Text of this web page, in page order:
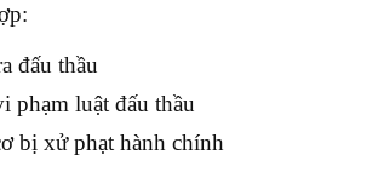
đấu thầu
phạm luật đấu thầu
bị xử phạt hành chính